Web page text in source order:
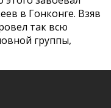
в Гонконге. Взяв
так всю
группы,